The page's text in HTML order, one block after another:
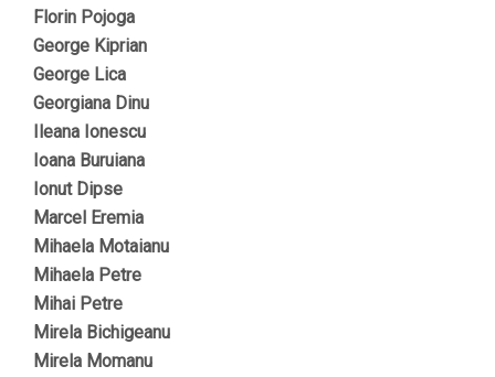
Florin Pojoga
George Kiprian
George Lica
Georgiana Dinu
Ileana Ionescu
Ioana Buruiana
Ionut Dipse
Marcel Eremia
Mihaela Motaianu
Mihaela Petre
Mihai Petre
Mirela Bichigeanu
Mirela Momanu